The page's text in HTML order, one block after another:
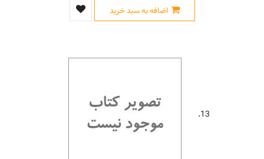
اضافه به سبد خرید
13.